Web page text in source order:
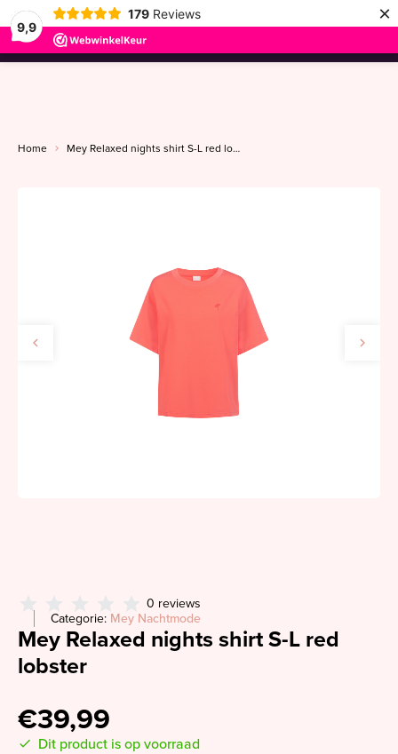
9,9
179 Reviews ×
menu
Home Mey Relaxed nights shirt S-L red lobster
0 reviews
Categorie: Mey Nachtmode
Mey Relaxed nights shirt S-L red
lobster
€39,99
Dit product is op voorraad